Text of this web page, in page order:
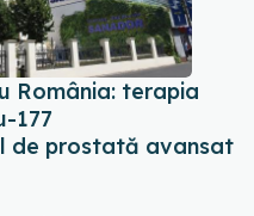
România: terapia
177
de prostată avansat